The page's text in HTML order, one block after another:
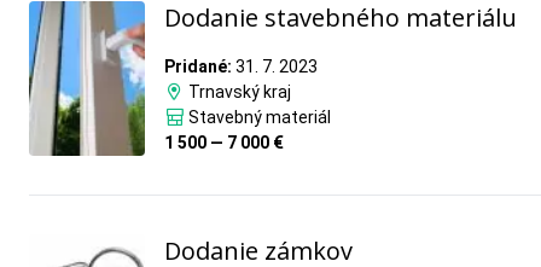
Dodanie stavebného materiálu
Pridané: 31. 7. 2023
Trnavský kraj
Stavebný materiál
1 500 — 7 000 €
Dodanie zámkov